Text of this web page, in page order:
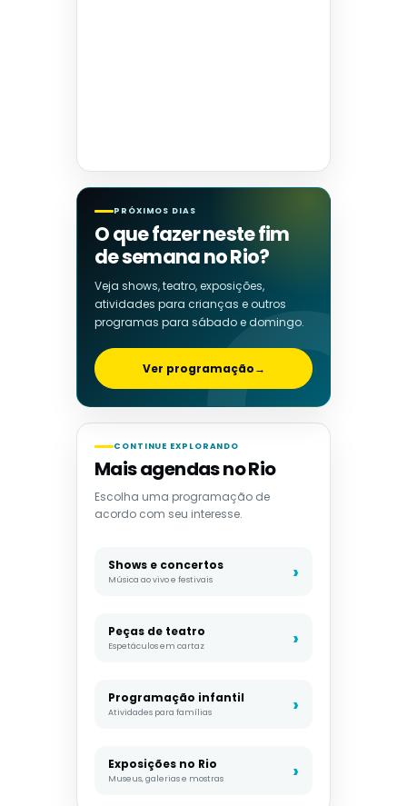
PRÓXIMOS DIAS
O que fazer neste fim
de semana no Rio?
Veja shows, teatro, exposições,
atividades para crianças e outros
programas para sábado e domingo.
Ver programação→
CONTINUE EXPLORANDO
Mais agendas no Rio
Escolha uma programação de
acordo com seu interesse.
Shows e concertos
Música ao vivo e festivais
Peças de teatro
Espetáculos em cartaz
Programação infantil
Atividades para famílias
Exposições no Rio
Museus, galerias e mostras